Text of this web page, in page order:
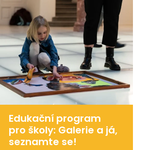
Edukační program
pro školy: Galerie a já,
seznamte se!